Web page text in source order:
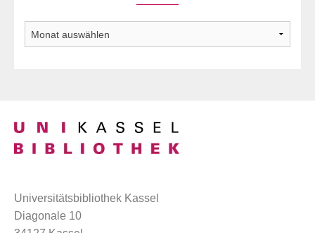
Universitätsbibliothek Kassel
Diagonale 10